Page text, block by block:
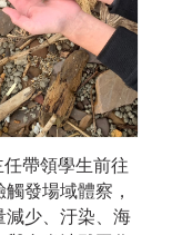
任帶領學生前往
發場域體察，
減少、汙染、海